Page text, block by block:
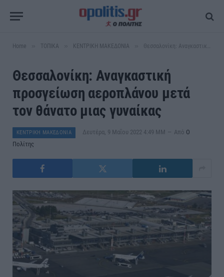
Home ΤΟΠΙΚΑ ΚΕΝΤΡΙΚΗ ΜΑΚΕΔΟΝΙΑ Θεσσαλονίκη: Αναγκαστική προσγείωση αεροπλάνου μετά τον θάνατο μιας γυναίκας
Θεσσαλονίκη: Αναγκαστική
προσγείωση αεροπλάνου μετά
τον θάνατο μιας γυναίκας
ΚΕΝΤΡΙΚΗ ΜΑΚΕΔΟΝΙΑ Δευτέρα, 9 Μαΐου 2022 4:49 ΜΜ Από Ο
Πολίτης